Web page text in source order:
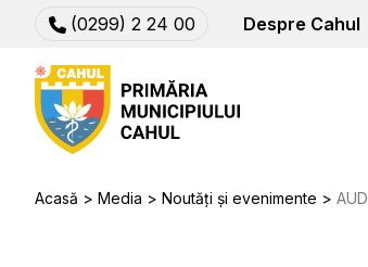
(0299) 2 24 00 Despre Cahul
Acasă Media Noutăți și evenimente